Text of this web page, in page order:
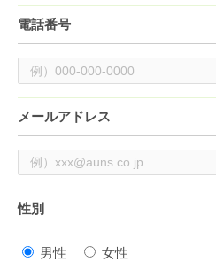
電話番号
メールアドレス
性別
男性 女性